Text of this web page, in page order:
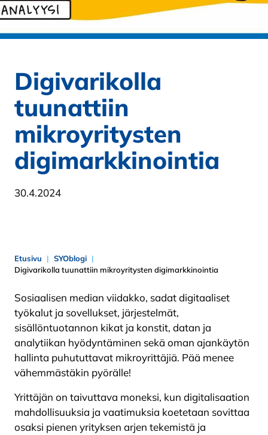
Digivarikolla
tuunattiin
mikroyritysten
digimarkkinointia
30.4.2024
Etusivu
SYOblogi
Digivarikolla tuunattiin mikroyritysten digimarkkinointia
Sosiaalisen median viidakko, sadat digitaaliset
työkalut ja sovellukset, järjestelmät,
sisällöntuotannon kikat ja konstit, datan ja
analytiikan hyödyntäminen sekä oman ajankäytön
hallinta puhututtavat mikroyrittäjiä. Pää menee
vähemmästäkin pyörälle!
Yrittäjän on taivuttava moneksi, kun digitalisaation
mahdollisuuksia ja vaatimuksia koetetaan sovittaa
osaksi pienen yrityksen arjen tekemistä ja